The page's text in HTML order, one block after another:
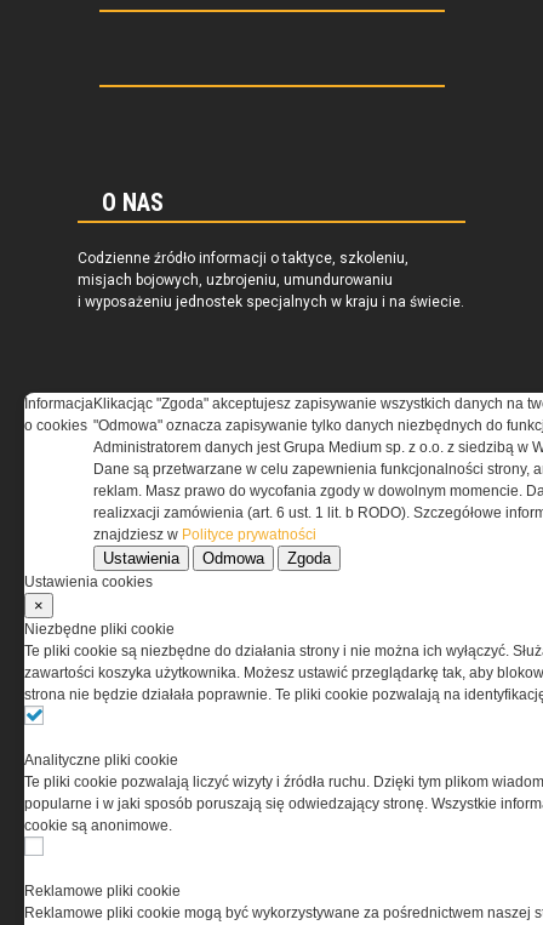
O NAS
Codzienne źródło informacji o taktyce, szkoleniu,
misjach bojowych, uzbrojeniu, umundurowaniu
i wyposażeniu jednostek specjalnych w kraju i na świecie.
REGULAMIN
Regulamin określa zasady korzystania z portalu
www.special-ops.pl
Korzystanie z portalu jest równoznaczne
z zaakceptowaniem warunków ustanowionych
odpowiedzialnością Spółka komandytowa, nr KRS:
0000537655, NIP 1132860378, REGON 146393437
(zwana dalej Grupa MEDIUM) w postaci Regulaminu.
Ta witryna wykorzystuje pliki cookies do przechowywania
Informacja
o cookies
Klikacjąc "Zgoda" akceptujesz zapisywanie wszystkich danych na
"Odmowa" oznacza zapisywanie tylko danych niezbędnych do
Administratorem danych jest Grupa Medium sp. z o.o. z siedzibą w
Dane są przetwarzane w celu zapewnienia funkcjonalności strony,
reklam. Masz prawo do wycofania zgody w dowolnym momencie.
realizxacji zamówienia (art. 6 ust. 1 lit. b RODO). Szczegółowe
znajdziesz w Polityce prywatności
Ustawienia Odmowa Zgoda
Ustawienia cookies
×
Niezbędne pliki cookie
Te pliki cookie są niezbędne do działania strony i nie można ich wyłączyć.
zawartości koszyka użytkownika. Możesz ustawić przeglądarkę tak, aby
strona nie będzie działała poprawnie. Te pliki cookie pozwalają na
Analityczne pliki cookie
Te pliki cookie pozwalają liczyć wizyty i źródła ruchu. Dzięki tym plikom
popularne i w jaki sposób poruszają się odwiedzający stronę. Wszystkie
cookie są anonimowe.
Reklamowe pliki cookie
Reklamowe pliki cookie mogą być wykorzystywane za pośrednictwem naszej